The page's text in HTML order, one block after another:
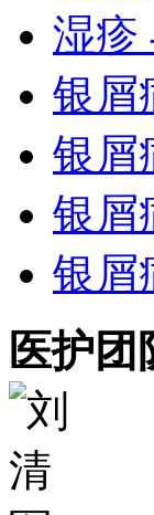
湿疹
银屑
银屑
银屑
银屑
医护团